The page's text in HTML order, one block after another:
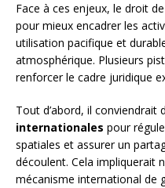
Face à ces enjeux, le droit
pour mieux encadrer les
utilisation pacifique et
atmosphérique. Plusieurs
renforcer le cadre juridique
Tout d’abord, il conviendrait
internationales pour
spatiales et assurer un
découlent. Cela impliquerait
mécanisme international de